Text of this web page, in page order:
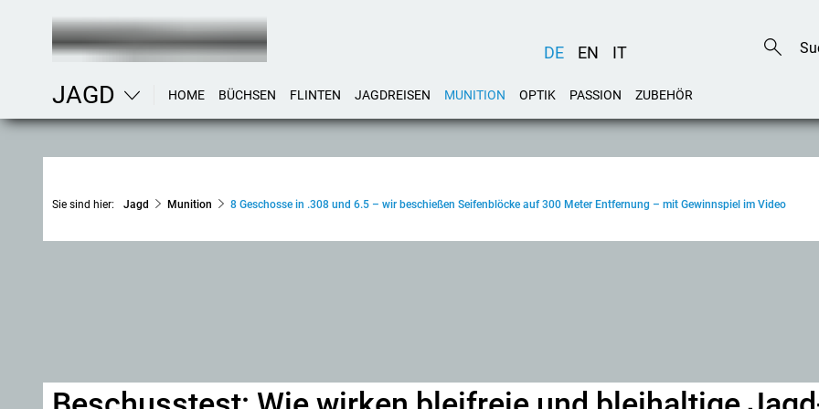
DE EN IT
JAGD HOME BÜCHSEN FLINTEN JAGDREISEN MUNITION OPTIK PASSION ZUBEHÖR
Sie sind hier: Jagd Munition 8 Geschosse in .308 und 6.5 – wir beschießen Seifenblöcke auf 300 Meter Entfernung – mit Gewinnspiel im Video